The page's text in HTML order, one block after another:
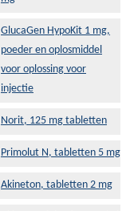
GlucaGen HypoKit 1 mg,
poeder en oplosmiddel
voor oplossing voor
injectie
Norit, 125 mg tabletten
Primolut N, tabletten 5 mg
Akineton, tabletten 2 mg